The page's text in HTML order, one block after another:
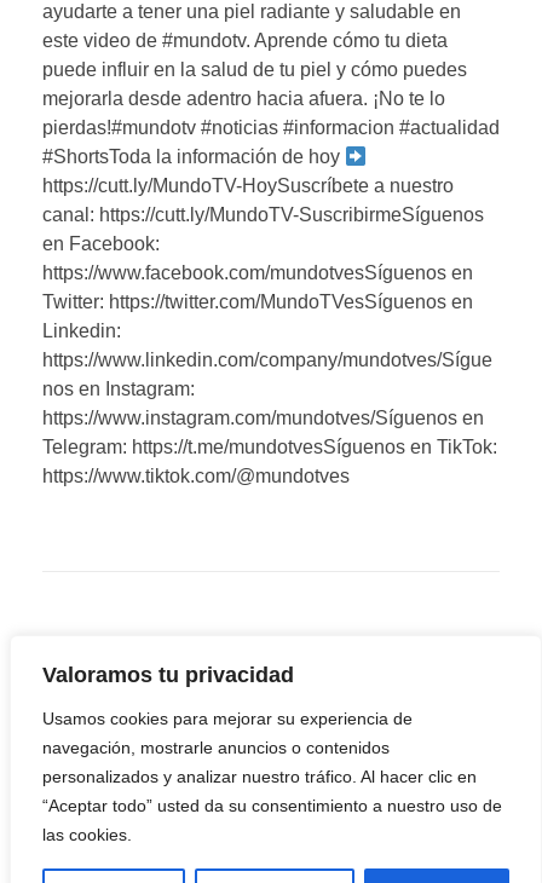
Valoramos tu privacidad
Usamos cookies para mejorar su experiencia de
navegación, mostrarle anuncios o contenidos
personalizados y analizar nuestro tráfico. Al hacer clic en
“Aceptar todo” usted da su consentimiento a nuestro uso de
las cookies.
ayudarte a tener una piel radiante y saludable en
este video de #mundotv. Aprende cómo tu dieta
puede influir en la salud de tu piel y cómo puedes
mejorarla desde adentro hacia afuera. ¡No te lo
pierdas!#mundotv #noticias #informacion #actualidad
#ShortsToda la información de hoy
https://cutt.ly/MundoTV-HoySuscríbete a nuestro
canal: https://cutt.ly/MundoTV-SuscribirmeSíguenos
en Facebook:
https://www.facebook.com/mundotvesSíguenos en
Twitter: https://twitter.com/MundoTVesSíguenos en
Linkedin:
https://www.linkedin.com/company/mundotves/Sígue
nos en Instagram:
https://www.instagram.com/mundotves/Síguenos en
Telegram: https://t.me/mundotvesSíguenos en TikTok:
https://www.tiktok.com/@mundotves